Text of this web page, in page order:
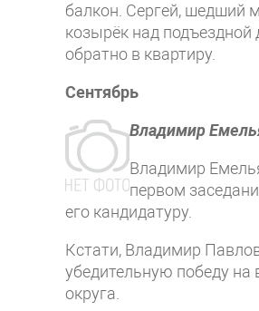
балкон. Сергей, шедший
козырёк над
обратно в квартиру.
Сентябрь
Владимир
Владимир
первом
его кандидатуру.
Кстати, Владимир
убедительную победу на
округа.